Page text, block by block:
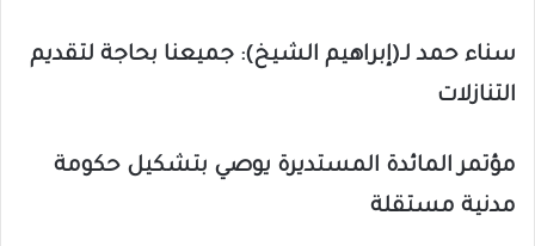
سناء حمد لـ(إبراهيم الشيخ): جميعنا بحاجة لتقديم
التنازلات
مؤتمر المائدة المستديرة يوصي بتشكيل حكومة
مدنية مستقلة